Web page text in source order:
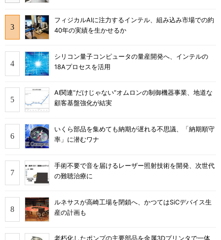
フィジカルAIに注力するインテル、組み込み市場での約
40年の実績を生かせるか
シリコン量子コンピュータの量産開発へ、インテルの
18Aプロセスを活用
AI関連“だけじゃない”オムロンの制御機器事業、地道な
顧客基盤強化が結実
いくら部品を集めても納期が遅れる不思議、「納期順守
率」に潜むワナ
手術不要で音を届けるレーザー照射技術を開発、次世代
の難聴治療に
ルネサスが高崎工場を閉鎖へ、かつてはSiCデバイス生
産の計画も
老朽化したポンプの主要部品を金属3Dプリンタで一体